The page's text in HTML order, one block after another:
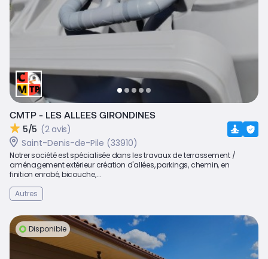
CMTP - LES ALLEES GIRONDINES
5/5 (2 avis)
Saint-Denis-de-Pile (33910)
Notrer société est spécialisée dans les travaux de terrassement /
aménagement extérieur création d'allées, parkings, chemin, en
finition enrobé, bicouche,...
Autres
Disponible